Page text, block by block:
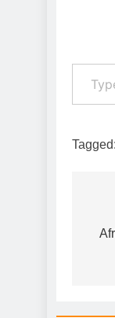
Type your email…
Tagged:
wa